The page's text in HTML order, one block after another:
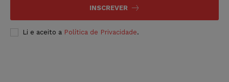
INSCREVER
Li e aceito a Política de Privacidade.